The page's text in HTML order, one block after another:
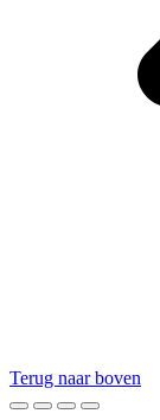
Terug naar boven